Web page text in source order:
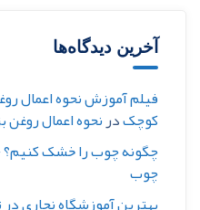
آخرین دیدگاه‌ها
فیلم آموزش نحوه اعمال
کوچکدرنحوه اعمال
چگونه چوب را خشک
چوب